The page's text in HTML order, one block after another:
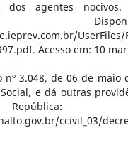
dos agentes
UserFiles/
Acesso em: 10
nº 3.048, de 06 de
e dá outras
ccivil_03/